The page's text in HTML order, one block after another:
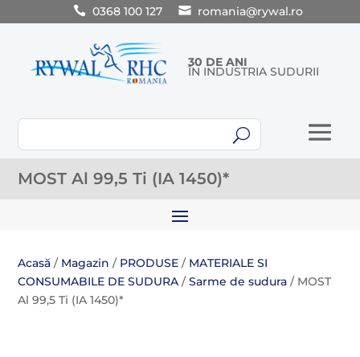
0368 100 127 romania@rywal.ro
30 DE ANI
ÎN INDUSTRIA SUDURII
U
MOST Al 99,5 Ti (IA 1450)*
Acasă / Magazin / PRODUSE / MATERIALE SI
CONSUMABILE DE SUDURA /Sarme de sudura / MOST
Al 99,5 Ti (IA 1450)*